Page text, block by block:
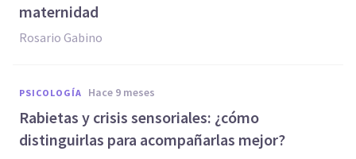
maternidad
Rosario Gabino
PSICOLOGÍA hace 9 meses
Rabietas y crisis sensoriales: ¿cómo
distinguirlas para acompañarlas mejor?